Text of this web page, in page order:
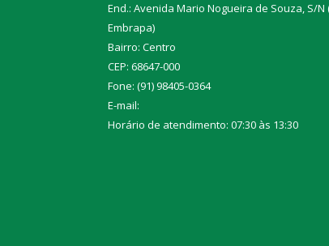
End.: Avenida Mario Nogueira de Souza, S/N
Embrapa)
Bairro: Centro
CEP: 68647-000
Fone: (91) 98405-0364
E-mail:
Horário de atendimento: 07:30 às 13:30